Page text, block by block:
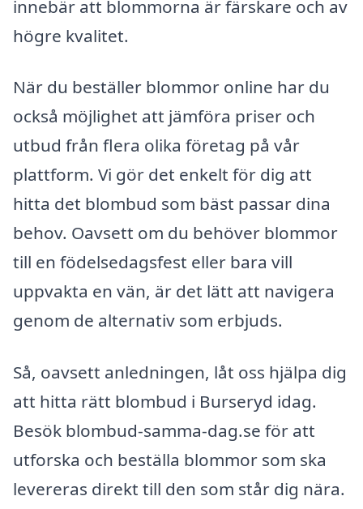
innebär att blommorna är färskare och av
högre kvalitet.
När du beställer blommor online har du
också möjlighet att jämföra priser och
utbud från flera olika företag på vår
plattform. Vi gör det enkelt för dig att
hitta det blombud som bäst passar dina
behov. Oavsett om du behöver blommor
till en födelsedagsfest eller bara vill
uppvakta en vän, är det lätt att navigera
genom de alternativ som erbjuds.
Så, oavsett anledningen, låt oss hjälpa dig
att hitta rätt blombud i Burseryd idag.
Besök blombud-samma-dag.se för att
utforska och beställa blommor som ska
levereras direkt till den som står dig nära.